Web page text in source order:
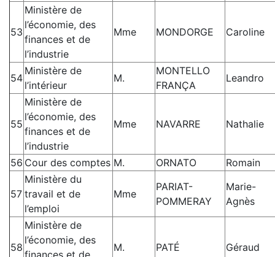
53
Ministère de
l’économie, des
finances et de
l’industrie
Mme MONDORGE Caroline
54
Ministère de
l’intérieur
M.
MONTELLO
FRANÇA
Leandro
55
Ministère de
l’économie, des
finances et de
l’industrie
Mme NAVARRE Nathalie
56 Cour des comptes M. ORNATO Romain
57
Ministère du
travail et de
l’emploi
Mme
PARIAT-
POMMERAY
Marie-
Agnès
58
Ministère de
l’économie, des
finances et de
M. PATÉ Géraud